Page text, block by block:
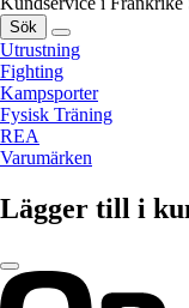
Sök
Utrustning
Fighting
Kampsporter
Fysisk Träning
REA
Varumärken
Lägger till i